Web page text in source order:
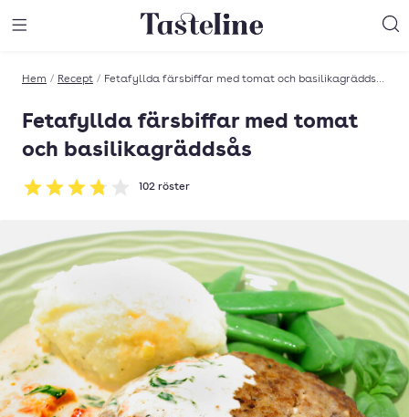
Till Tastelines startsida
Hem / Recept / Fetafyllda färsbiffar med tomat och basilikagräddsås
Fetafyllda färsbiffar med tomat
och basilikagräddsås
Betyg: 3.82 av 5
102 röster